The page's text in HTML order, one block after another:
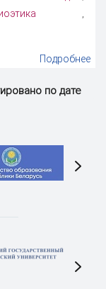
,
Подробнее
по дате